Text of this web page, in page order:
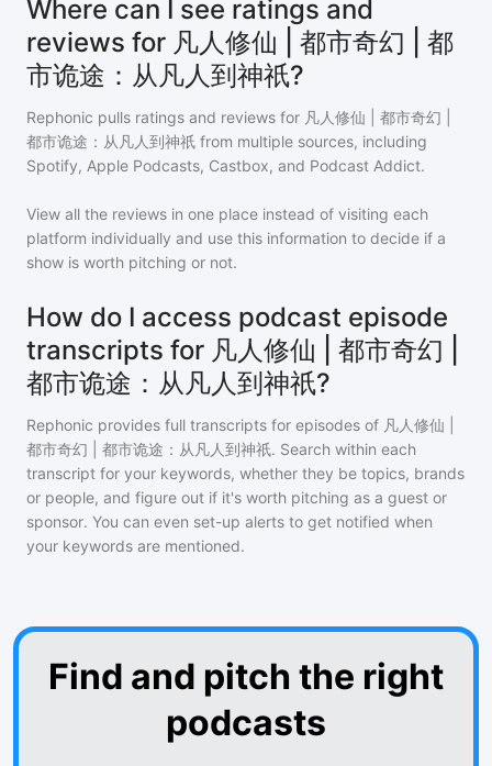
Where can I see ratings and
reviews for 凡人修仙 | 都市奇幻 | 都
市诡途：从凡人到神祇?
Rephonic pulls ratings and reviews for 凡人修仙 | 都市奇幻 |
都市诡途：从凡人到神祇 from multiple sources, including
Spotify, Apple Podcasts, Castbox, and Podcast Addict.
View all the reviews in one place instead of visiting each
platform individually and use this information to decide if a
show is worth pitching or not.
How do I access podcast episode
transcripts for 凡人修仙 | 都市奇幻 |
都市诡途：从凡人到神祇?
Rephonic provides full transcripts for episodes of 凡人修仙 |
都市奇幻 | 都市诡途：从凡人到神祇. Search within each
transcript for your keywords, whether they be topics, brands
or people, and figure out if it's worth pitching as a guest or
sponsor. You can even set-up alerts to get notified when
your keywords are mentioned.
Find and pitch the right
podcasts